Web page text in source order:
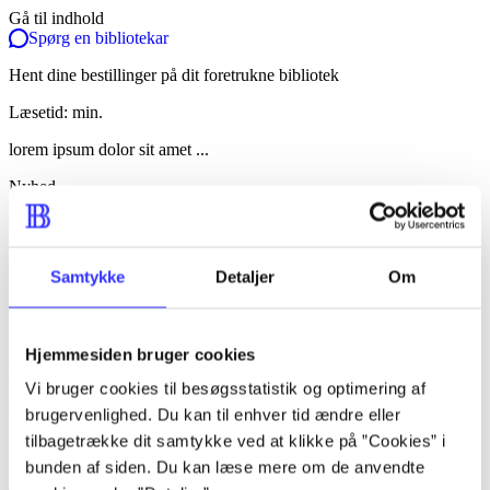
Samtykke Detaljer Om
Hjemmesiden bruger cookies
Vi bruger cookies til besøgsstatistik og optimering af
brugervenlighed. Du kan til enhver tid ændre eller
tilbagetrække dit samtykke ved at klikke på ”Cookies” i
bunden af siden. Du kan læse mere om de anvendte
Gå til indhold
Spørg en bibliotekar
Hent dine bestillinger på dit foretrukne bibliotek
Læsetid: min.
lorem ipsum dolor sit amet ...
Nyhed
lorem ipsum dolor sit amet ...
lorem ipsum dolor sit amet ...
lorem ipsum dolor sit amet ...
lorem ipsum dolor sit amet ...